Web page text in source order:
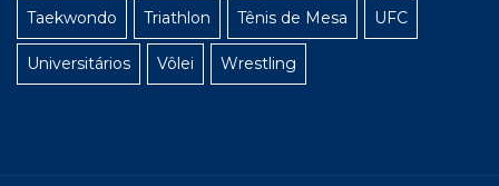
Taekwondo Triathlon Tênis de Mesa UFC
Universitários Vôlei Wrestling